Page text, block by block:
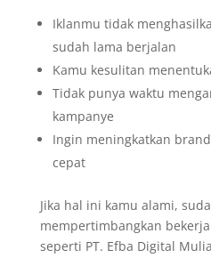
Iklanmu tidak
sudah lama berjalan
Kamu kesulitan
Tidak punya waktu
kampanye
Ingin meningkatkan
cepat
Jika hal ini kamu alami,
mempertimbangkan
seperti PT. Efba Digital